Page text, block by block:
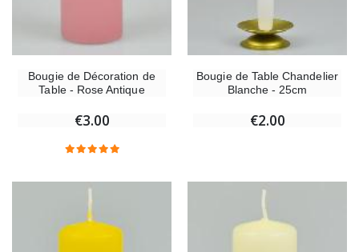
Bougie de Décoration de
Table - Rose Antique
€3.00
Bougie de Table Chandelier
Blanche - 25cm
€2.00